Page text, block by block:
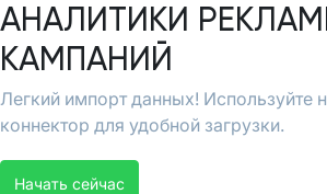
АНАЛИТИКИ
КАМПАНИЙ
Легкий импорт данных! Используйте
коннектор для удобной загрузки.
Начать сейчас